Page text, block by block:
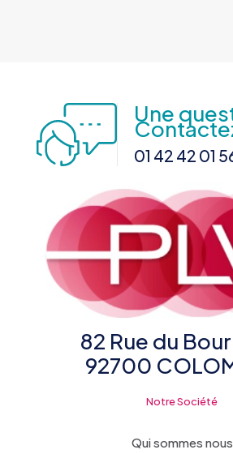
Une
01 42 42 01
82 Rue du
92700
Notre Société
Qui sommes nous